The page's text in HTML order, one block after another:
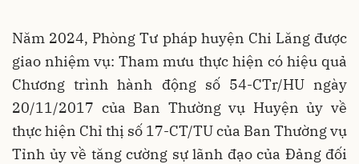
Năm 2024, Phòng Tư pháp huyện Chi Lăng được
giao nhiệm vụ: Tham mưu thực hiện có hiệu quả
Chương trình hành động số 54-CTr/HU ngày
20/11/2017 của Ban Thường vụ Huyện ủy về
thực hiện Chỉ thị số 17-CT/TU của Ban Thường vụ
Tỉnh ủy về tăng cường sự lãnh đạo của Đảng đối